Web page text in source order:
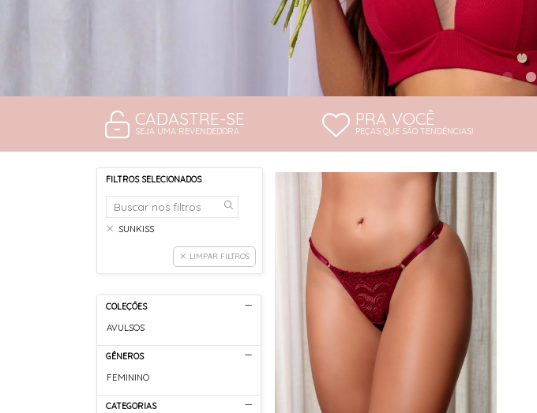
CADASTRE-SE
SEJA UMA REVENDEDORA
PRA VOCÊ
PEÇAS QUE SÃO TENDÊNCIAS!
FILTROS SELECIONADOS
SUNKISS
LIMPAR FILTROS
COLEÇÕES
AVULSOS
GÊNEROS
FEMININO
CATEGORIAS